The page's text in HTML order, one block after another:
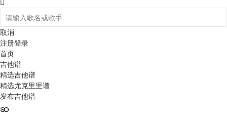
取消
注册登录
首页
吉他谱
精选吉他谱
精选尤克里里谱
发布吉他谱